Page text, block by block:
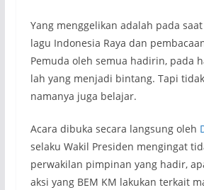
Yang menggelikan adalah pada
lagu Indonesia Raya dan
Pemuda oleh semua hadirin, pada
lah yang menjadi bintang. Tapi
namanya juga belajar.
Acara dibuka secara langsung oleh
selaku Wakil Presiden mengingat
perwakilan pimpinan yang hadir,
aksi yang BEM KM lakukan terkait